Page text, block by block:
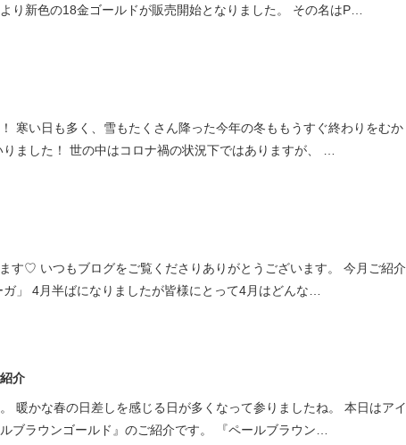
り新色の18金ゴールドが販売開始となりました。 その名はP…
寒い日も多く、雪もたくさん降った今年の冬ももうすぐ終わりをむか
ました！ 世の中はコロナ禍の状況下ではありますが、 …
す♡ いつもブログをご覧くださりありがとうございます。 今月ご紹介
」 4月半ばになりましたが皆様にとって4月はどんな…
介
暖かな春の日差しを感じる日が多くなって参りましたね。 本日はアイ
ブラウンゴールド』のご紹介です。 『ペールブラウン…